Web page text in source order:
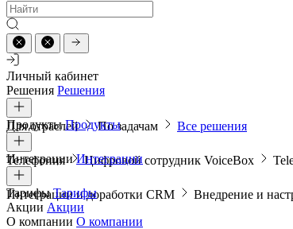
Личный кабинет
Решения Решения
Для отраслей По задачам Все решения
ПродуктыПродукты
Телефония Цифровой сотрудник VoiceBox
ИнтеграцииИнтеграции
Интеграции и доработки CRM Внедрение и
ТарифыТарифы
Акции Акции
О компании О компании